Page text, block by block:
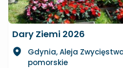
Dary Ziemi 2026
Gdynia, Aleja
pomorskie